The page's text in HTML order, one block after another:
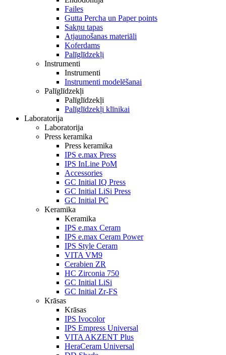
Failes
Gutta Percha un Paper points
Sakņu tapas
Atjaunošanas materiāli
Koferdams
Palīglīdzekļi
Instrumenti
Instrumenti
Instrumenti modelēšanai
Palīglīdzekļi
Palīglīdzekļi
Palīglīdzekļi klīnikai
Laboratorija
Laboratorija
Press keramika
Press keramika
IPS e.max Press
IPS InLine PoM
Accessories
GC Initial IQ Press
GC Initial LiSi Press
GC Initial PC
Keramika
Keramika
IPS e.max Ceram
IPS e.max Ceram Power
IPS Style Ceram
VITA VM9
Cerabien ZR
HC Zirconia 750
GC Initial LiSi
GC Initial Zr-FS
Krāsas
Krāsas
IPS Ivocolor
IPS Empress Universal
VITA AKZENT Plus
HeraCeram Universal